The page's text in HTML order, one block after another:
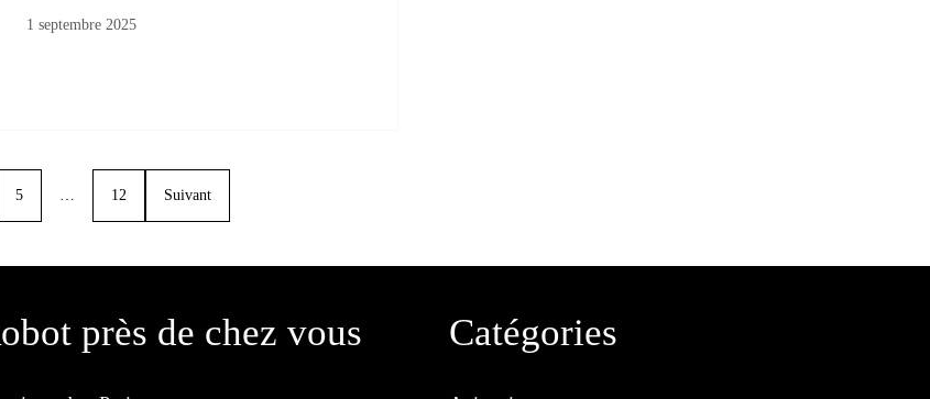
1 septembre 2025
5 … 12 Suivant
près de chez vous Catégories